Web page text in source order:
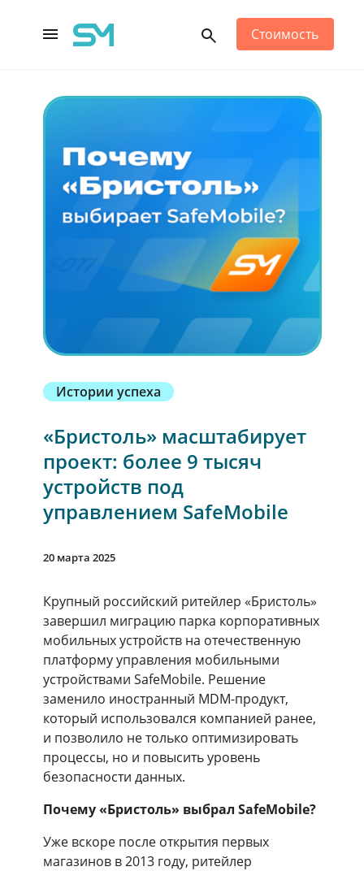
Main Navigation Стоимость
Истории успеха
«Бристоль» масштабирует
проект: более 9 тысяч
устройств под
управлением SafeMobile
20 марта 2025
Крупный российский ритейлер «Бристоль»
завершил миграцию парка корпоративных
мобильных устройств на отечественную
платформу управления мобильными
устройствами SafeMobile. Решение
заменило иностранный MDM-продукт,
который использовался компанией ранее,
и позволило не только оптимизировать
процессы, но и повысить уровень
безопасности данных.
Почему «Бристоль» выбрал SafeMobile?
Уже вскоре после открытия первых
магазинов в 2013 году, ритейлер